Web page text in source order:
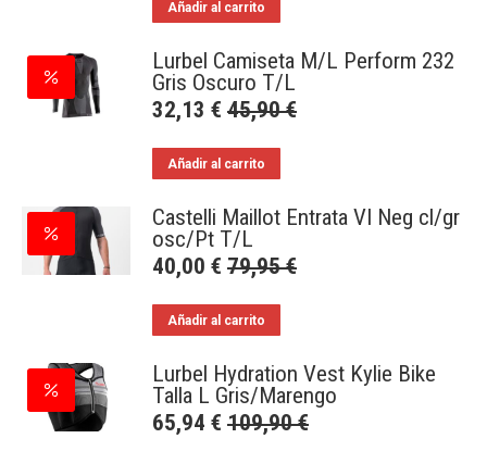
Añadir al carrito
Lurbel Camiseta M/L Perform 232
Gris Oscuro T/L
32,13 € 45,90€
Añadir al carrito
Castelli Maillot Entrata VI Neg cl/gr
osc/Pt T/L
40,00 € 79,95€
Añadir al carrito
Lurbel Hydration Vest Kylie Bike
Talla L Gris/Marengo
65,94 € 109,90€